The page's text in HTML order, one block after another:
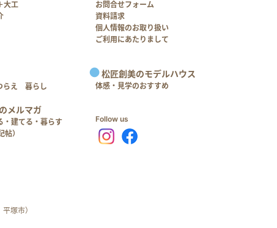
大工
らえ 暮らし
メルマガ
・建てる・暮らす
帖）
お問合せフォーム
資料請求
個人情報のお取り扱い
ご利用にあたりまして
松匠創美のモデルハウス
体感・見学のおすすめ
Follow us
塚市）